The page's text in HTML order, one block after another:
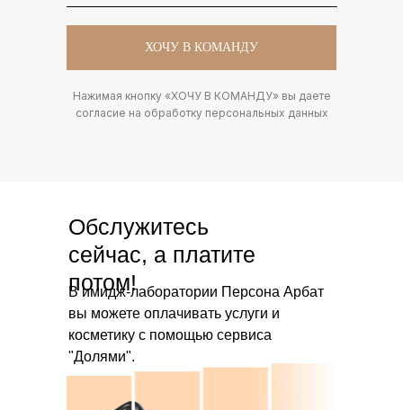
ХОЧУ В КОМАНДУ
Нажимая кнопку «ХОЧУ В КОМАНДУ» вы даете
согласие на обработку персональных данных
Обслужитесь
сейчас, а платите
потом!
В имидж-лаборатории Персона Арбат
вы можете оплачивать услуги и
косметику с помощью сервиса
"Долями".